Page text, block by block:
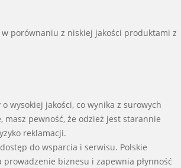
porównaniu z niskiej jakości produktami z
wysokiej jakości, co wynika z surowych
pewność, że odzież jest starannie
reklamacji.
do wsparcia i serwisu. Polskie
biznesu i zapewnia płynność